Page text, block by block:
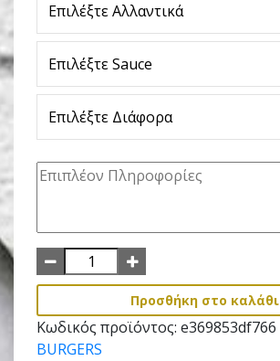
Επιλέξτε Αλλαντικά
Επιλέξτε Sauce
Επιλέξτε Διάφορα
Προσθήκη στο καλάθι
Κωδικός προϊόντος: e369853df766
BURGERS